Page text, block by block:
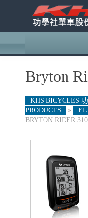
Bryton
KHS BICYCLES
PRODUCTS
»
BRYTON RIDER